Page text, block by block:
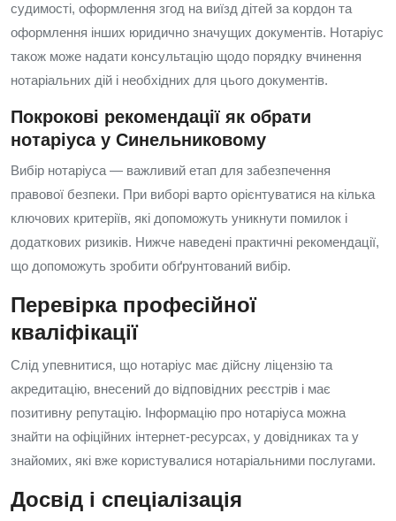
судимості, оформлення згод на виїзд дітей за кордон та
оформлення інших юридично значущих документів. Нотаріус
також може надати консультацію щодо порядку вчинення
нотаріальних дій і необхідних для цього документів.
Покрокові рекомендації як обрати
нотаріуса у Синельниковому
Вибір нотаріуса — важливий етап для забезпечення
правової безпеки. При виборі варто орієнтуватися на кілька
ключових критеріїв, які допоможуть уникнути помилок і
додаткових ризиків. Нижче наведені практичні рекомендації,
що допоможуть зробити обґрунтований вибір.
Перевірка професійної
кваліфікації
Слід упевнитися, що нотаріус має дійсну ліцензію та
акредитацію, внесений до відповідних реєстрів і має
позитивну репутацію. Інформацію про нотаріуса можна
знайти на офіційних інтернет-ресурсах, у довідниках та у
знайомих, які вже користувалися нотаріальними послугами.
Досвід і спеціалізація